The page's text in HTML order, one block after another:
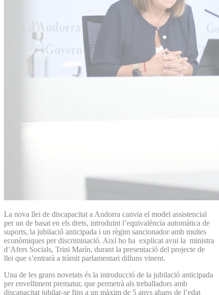
La nova llei de discapacitat a Andorra canvia el model assistencial
per un de basat en els drets, introduint l’equivalència automàtica de
suports, la jubilació anticipada i un règim sancionador amb multes
econòmiques per discriminació. Així ho ha explicat avui la ministra
d’Afers Socials, Trini Marín, durant la presentació del projecte de
llei que s’entrarà a tràmit parlamentari dilluns vinent.
Una de les grans novetats és la introducció de la jubilació anticipada
per envelliment prematur, que permetrà als treballadors amb
discapacitat jubilar-se fins a un màxim de 5 anys abans de l’edat